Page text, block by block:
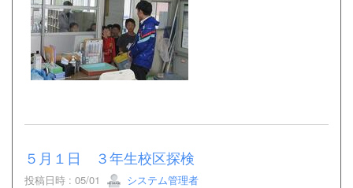
５月１日 ３年生校区探検
投稿日時 : 05/01 システム管理者